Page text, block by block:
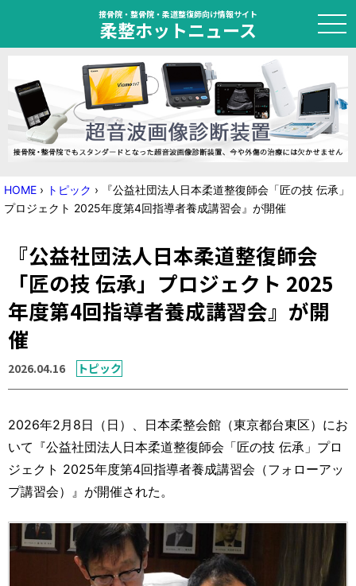
接骨院・整骨院・柔道整復師向け情報サイト
柔整ホットニュース
HOME
トピック
ニュース
国家試験対策
学会・セミナー情報
プライバシーポリシー サイトマップ
HOME › トピック › 『公益社団法人日本柔道整復師会「匠の技 伝承」
プロジェクト 2025年度第4回指導者養成講習会』が開催
『公益社団法人日本柔道整復師会
「匠の技 伝承」プロジェクト 2025
年度第4回指導者養成講習会』が開
催
2026.04.16 トピック
2026年2月8日（日）、日本柔整会館（東京都台東区）にお
いて『公益社団法人日本柔道整復師会「匠の技 伝承」プロ
ジェクト 2025年度第4回指導者養成講習会（フォローアッ
プ講習会）』が開催された。